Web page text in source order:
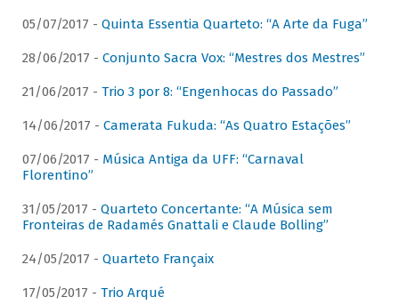
05/07/2017 - Quinta Essentia Quarteto: “A Arte da Fuga”
28/06/2017 - Conjunto Sacra Vox: “Mestres dos Mestres”
21/06/2017 - Trio 3 por 8: “Engenhocas do Passado”
14/06/2017 - Camerata Fukuda: “As Quatro Estações”
07/06/2017 - Música Antiga da UFF: “Carnaval
Florentino”
31/05/2017 - Quarteto Concertante: “A Música sem
Fronteiras de Radamés Gnattali e Claude Bolling”
24/05/2017 - Quarteto Françaix
17/05/2017 - Trio Arqué